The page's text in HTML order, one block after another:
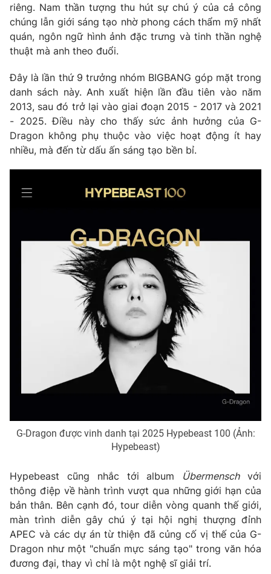
Emagazine Podcast
Photo
Video Shorts video
VTV Money VTV Thể thao
VTV Sức khoẻ Bất động sản
Thị trường 24h Tấm lòng Việt
Vươn mình bằng AI
VTV8
Liên hệ tòa soạn English
Theo dõi báo trên
Đài Truyền hình Việt Nam
Cơ quan báo chí:
Thời báo VTV
Giấy phép hoạt động báo in và báo điện tử số 483/GP-BTTTT
cấp ngày 29/12/2023
Tổng Biên tập:Vũ Thanh Thủy
Phó Tổng Biên tập: Nguyễn Thị Mỹ Hạnh, Phạm Quốc Thắng,
Nguyễn Trọng Ninh
Tổng đài VTV:024.38 355 931 - 024.38 355 932
riêng. Nam thần tượng thu hút sự chú ý của cả công
chúng lẫn giới sáng tạo nhờ phong cách thẩm mỹ nhất
quán, ngôn ngữ hình ảnh đặc trưng và tinh thần nghệ
thuật mà anh theo đuổi.
Đây là lần thứ 9 trưởng nhóm BIGBANG góp mặt trong
danh sách này. Anh xuất hiện lần đầu tiên vào năm
2013, sau đó trở lại vào giai đoạn 2015 - 2017 và 2021
- 2025. Điều này cho thấy sức ảnh hưởng của G-
Dragon không phụ thuộc vào việc hoạt động ít hay
nhiều, mà đến từ dấu ấn sáng tạo bền bỉ.
G-Dragon được vinh danh tại 2025 Hypebeast 100 (Ảnh:
Hypebeast)
Hypebeast cũng nhắc tới album Übermenschvới
thông điệp về hành trình vượt qua những giới hạn của
bản thân. Bên cạnh đó, tour diễn vòng quanh thế giới,
màn trình diễn gây chú ý tại hội nghị thượng đỉnh
APEC và các dự án từ thiện đã củng cố vị thế của G-
Dragon như một "chuẩn mực sáng tạo" trong văn hóa
đương đại, thay vì chỉ là một nghệ sĩ giải trí.